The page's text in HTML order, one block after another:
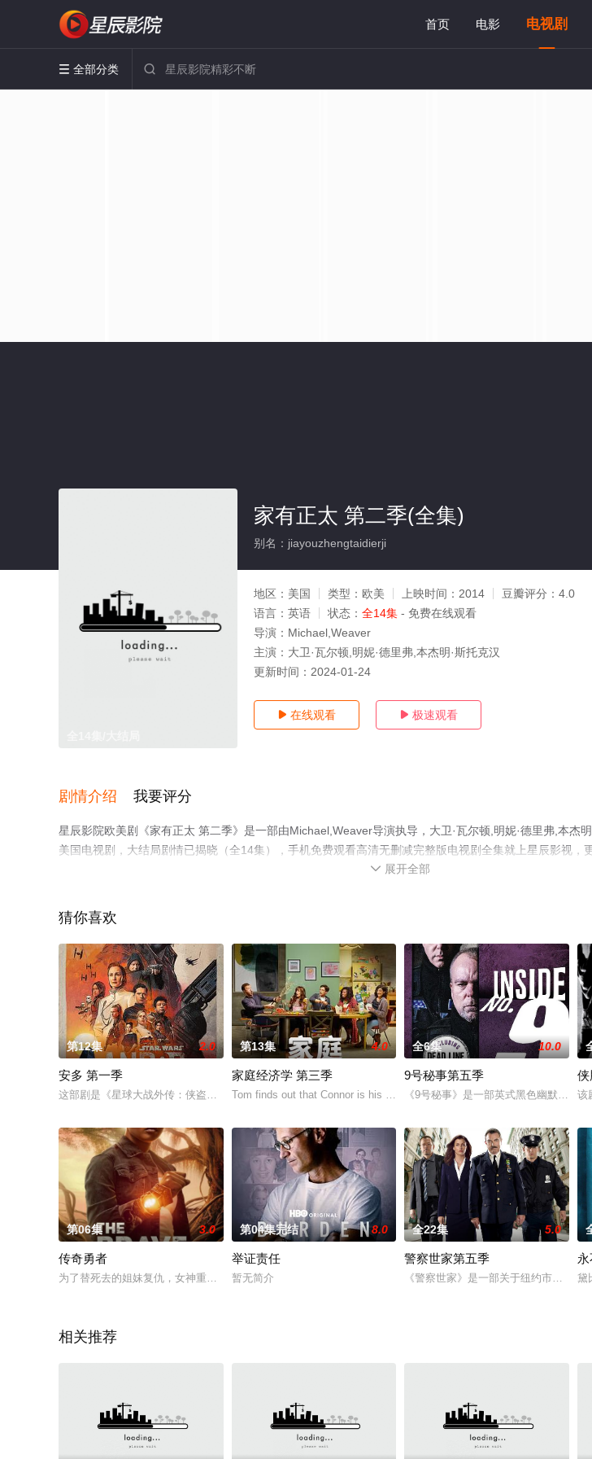
首页 电影 电视剧
 全部分类 
家有正太 第二季(全集)
别名：jiayouzhengtaidierji
地区： 美国 类型： 欧美 上映时间： 2014 豆瓣评分： 4.0
语言： 英语 状态： 全14集 - 免费在线观看
导演： Michael,Weaver
主演： 大卫·瓦尔顿,明妮·德里弗,本杰明·斯托克汉
更新时间： 2024-01-24
 在线观看  极速观看
剧情介绍 我要评分
星辰影院欧美剧《家有正太 第二季》是一部由Michael,Weaver导演执导，大卫·瓦尔顿,明妮·德里弗,本杰
美国电视剧，大结局剧情已揭晓（全14集），手机免费观看高清无删减完整版电视剧全集就上星辰影视，
 展开全部
猜你喜欢
第12集 2.0
安多 第一季
这部剧是《星球大战外传：侠盗一号》的角色前传剧，主角是反抗军同盟间谍Cassian Andor（剧中由Diego Luna
第13集 4.0
家庭经济学 第三季
Tom finds out that Connor is his new boss, which threatens to ruin Marina's
全6集 10.0
9号秘事第五季
《9号秘事》是一部英式黑色幽默悬疑
侠
该
第06集 3.0
传奇勇者
为了替死去的姐妹复仇，女神重生为人；但想要打败仇敌、拯救家人，他必须学会利用自己的超能力
第04集完结 8.0
举证责任
暂无简介
全22集 5.0
警察世家第五季
《警察世家》是一部关于纽约市的警黛
相关推荐